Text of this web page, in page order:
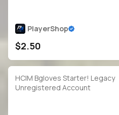
PlayerShop
$2.50
HCIM Bgloves Starter! Legacy
Unregistered Account